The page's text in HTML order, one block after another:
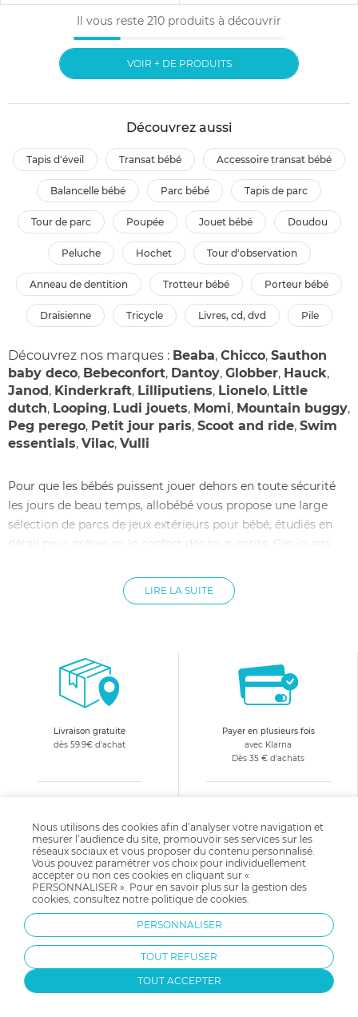
Il vous reste 210 produits à découvrir
VOIR + DE PRODUITS
Découvrez aussi
tapis d'éveil transat bébé accessoire transat bébé
balancelle bébé parc bébé tapis de parc
tour de parc poupée jouet bébé doudou
peluche hochet tour d'observation
anneau de dentition trotteur bébé porteur bébé
draisienne tricycle livres, cd, dvd pile
Découvrez nos marques : Beaba, Chicco, Sauthon
baby deco, Bebeconfort, Dantoy, Globber, Hauck,
Janod, Kinderkraft, Lilliputiens, Lionelo, Little
dutch, Looping, Ludi jouets, Momi, Mountain buggy,
Peg perego, Petit jour paris, Scoot and ride, Swim
essentials, Vilac, Vulli
Pour que les bébés puissent jouer dehors en toute sécurité
les jours de beau temps, allobébé vous propose une large
sélection de parcs de jeux extérieurs pour bébé, étudiés en
détail pour préserver le confort des tout-petits. Ces jouets
peuvent s'installer dans le jardin très facilement. Ils sont
présentés sous forme de tente, pour garder bébé à l'ombre
des parcs de jeu extérieur pour bébé extrêmement agréables,
où l'enfant pourra s'amuser et évoluer sans risques.
LIRE LA SUITE
Livraison gratuite
dès 59.9€ d'achat
Payer en plusieurs fois
avec Klarna
Dès 35 € d'achats
Changer d'avis
satisfait ou remboursé
Equipe d'experts
à votre écoute :
05 31 53 03 78
10€ offertsen vous abonnant
à notre newsletter !
Nous utilisons des cookies afin d’analyser votre navigation et
mesurer l’audience du site, promouvoir ses services sur les
réseaux sociaux et vous proposer du contenu personnalisé.
Vous pouvez paramétrer vos choix pour individuellement
accepter ou non ces cookies en cliquant sur «
PERSONNALISER ». Pour en savoir plus sur la gestion des
cookies, consultez notre politique de cookies.
PERSONNALISER
TOUT REFUSER
TOUT ACCEPTER